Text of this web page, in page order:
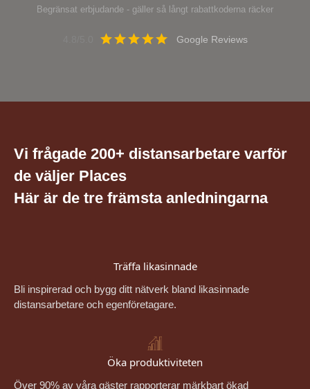
Begränsat erbjudande - gäller så långt rabattkoderna räcker
Google Reviews
Vi frågade 200+ distansarbetare varför
de väljer Places
Här är de tre främsta anledningarna
Träffa likasinnade
Bli inspirerad och bygg ditt nätverk bland likasinnade
distansarbetare och egenföretagare.
Öka produktiviteten
Över 90% av våra gäster rapporterar märkbart ökad